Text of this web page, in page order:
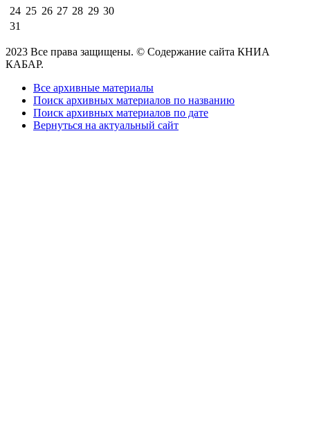
24 25 26 27 28 29 30
31
2023 Все права защищены. © Содержание сайта КНИА
КАБАР.
Все архивные материалы
Поиск архивных материалов по названию
Поиск архивных материалов по дате
Вернуться на актуальный сайт